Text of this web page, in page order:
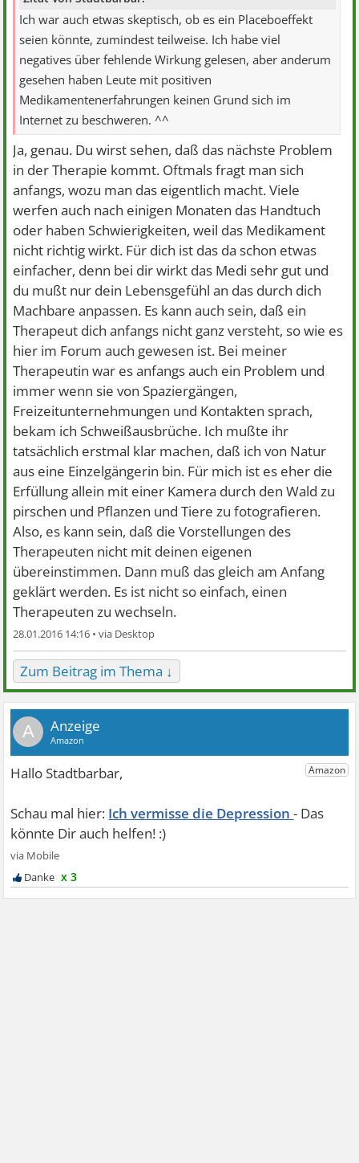
Ich war auch etwas skeptisch, ob es ein Placeboeffekt
seien könnte, zumindest teilweise. Ich habe viel
negatives über fehlende Wirkung gelesen, aber anderum
gesehen haben Leute mit positiven
Medikamentenerfahrungen keinen Grund sich im
Internet zu beschweren. ^^
Ja, genau. Du wirst sehen, daß das nächste Problem
in der Therapie kommt. Oftmals fragt man sich
anfangs, wozu man das eigentlich macht. Viele
werfen auch nach einigen Monaten das Handtuch
oder haben Schwierigkeiten, weil das Medikament
nicht richtig wirkt. Für dich ist das da schon etwas
einfacher, denn bei dir wirkt das Medi sehr gut und
du mußt nur dein Lebensgefühl an das durch dich
Machbare anpassen. Es kann auch sein, daß ein
Therapeut dich anfangs nicht ganz versteht, so wie es
hier im Forum auch gewesen ist. Bei meiner
Therapeutin war es anfangs auch ein Problem und
immer wenn sie von Spaziergängen,
Freizeitunternehmungen und Kontakten sprach,
bekam ich Schweißausbrüche. Ich mußte ihr
tatsächlich erstmal klar machen, daß ich von Natur
aus eine Einzelgängerin bin. Für mich ist es eher die
Erfüllung allein mit einer Kamera durch den Wald zu
pirschen und Pflanzen und Tiere zu fotografieren.
Also, es kann sein, daß die Vorstellungen des
Therapeuten nicht mit deinen eigenen
übereinstimmen. Dann muß das gleich am Anfang
geklärt werden. Es ist nicht so einfach, einen
Therapeuten zu wechseln.
28.01.2016 14:16 •
Zum Beitrag im Thema ↓
A
Ich vermisse die Depression
x 3